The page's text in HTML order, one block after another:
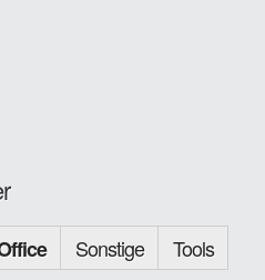
Sonstige Tools